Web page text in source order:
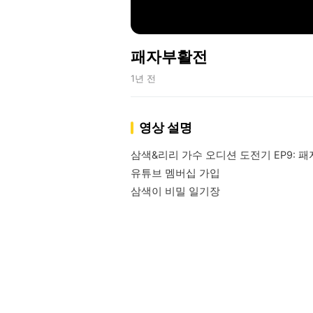
패자부활전
1년 전
영상 설명
삼색&리리 가수 오디션 도전기 EP9: 패
유튜브 멤버십 가입
삼색이 비밀 일기장